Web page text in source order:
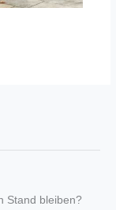
Stand bleiben?